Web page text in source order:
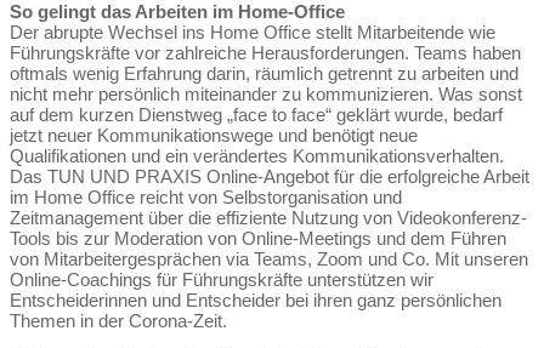
So gelingt das Arbeiten im Home-Office
Der abrupte Wechsel ins Home Office stellt Mitarbeitende wie
Führungskräfte vor zahlreiche Herausforderungen. Teams haben
oftmals wenig Erfahrung darin, räumlich getrennt zu arbeiten und
nicht mehr persönlich miteinander zu kommunizieren. Was sonst
auf dem kurzen Dienstweg „face to face“ geklärt wurde, bedarf
jetzt neuer Kommunikationswege und benötigt neue
Qualifikationen und ein verändertes Kommunikationsverhalten.
Das TUN UND PRAXIS Online-Angebot für die erfolgreiche Arbeit
im Home Office reicht von Selbstorganisation und
Zeitmanagement über die effiziente Nutzung von Videokonferenz-
Tools bis zur Moderation von Online-Meetings und dem Führen
von Mitarbeitergesprächen via Teams, Zoom und Co. Mit unseren
Online-Coachings für Führungskräfte unterstützen wir
Entscheiderinnen und Entscheider bei ihren ganz persönlichen
Themen in der Corona-Zeit.